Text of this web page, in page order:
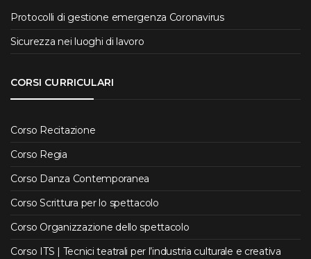
Protocolli di gestione emergenza Coronavirus
Sicurezza nei luoghi di lavoro
CORSI CURRICULARI
Corso Recitazione
Corso Regia
Corso Danza Contemporanea
Corso Scrittura per lo spettacolo
Corso Organizzazione dello spettacolo
Corso ITS | Tecnici teatrali per l’industria culturale e creativa